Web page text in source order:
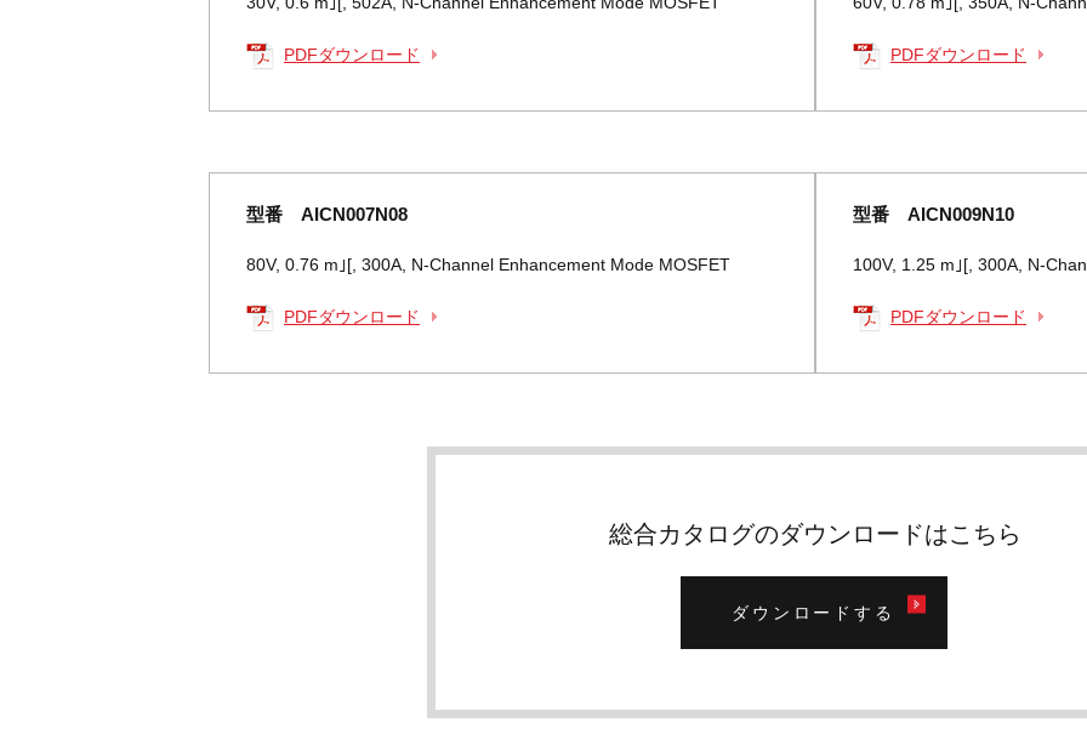
PDFダウンロード PDFダウンロード
型番 AICN007N08
80V, 0.76 m｣[, 300A, N-Channel Enhancement Mode MOSFET
PDFダウンロード
型番 AICN009N10
100V, 1.25 m｣[, 300A, N-
PDFダウンロード
総合カタログのダウンロードはこちら
ダウンロードする